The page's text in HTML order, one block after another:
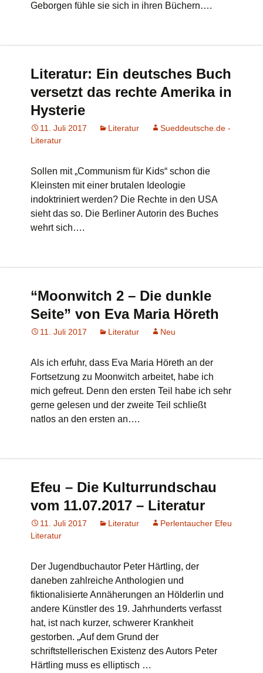
Geborgen fühle sie sich in ihren Büchern….
Literatur: Ein deutsches Buch
versetzt das rechte Amerika in
Hysterie
11. Juli 2017 Literatur
Sueddeutsche.de -
Literatur
Sollen mit „Communism für Kids“ schon die
Kleinsten mit einer brutalen Ideologie
indoktriniert werden? Die Rechte in den USA
sieht das so. Die Berliner Autorin des Buches
wehrt sich….
“Moonwitch 2 – Die dunkle
Seite” von Eva Maria Höreth
11. Juli 2017 Literatur Neu
Als ich erfuhr, dass Eva Maria Höreth an der
Fortsetzung zu Moonwitch arbeitet, habe ich
mich gefreut. Denn den ersten Teil habe ich sehr
gerne gelesen und der zweite Teil schließt
natlos an den ersten an….
Efeu – Die Kulturrundschau
vom 11.07.2017 – Literatur
11. Juli 2017 Literatur
Perlentaucher Efeu
Literatur
Der Jugendbuchautor Peter Härtling, der
daneben zahlreiche Anthologien und
fiktionalisierte Annäherungen an Hölderlin und
andere Künstler des 19. Jahrhunderts verfasst
hat, ist nach kurzer, schwerer Krankheit
gestorben. „Auf dem Grund der
schriftstellerischen Existenz des Autors Peter
Härtling muss es elliptisch …